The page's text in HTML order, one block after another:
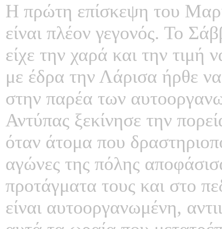
Η πρώτη επίσκεψη του
είναι πλέον γεγονός. Το
είχε την χαρά και την τιμή
με έδρα την Λάρισα ήρθε
στην παρέα των
Αντύπας ξεκίνησε την
όταν άτομα που
αγώνες της πόλης
προτάγματα τους και στο
είναι αυτοοργανωμένη,